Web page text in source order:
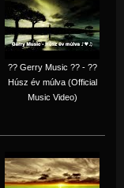
?? Gerry Music ?? - ??
Húsz év múlva (Official
Music Video)